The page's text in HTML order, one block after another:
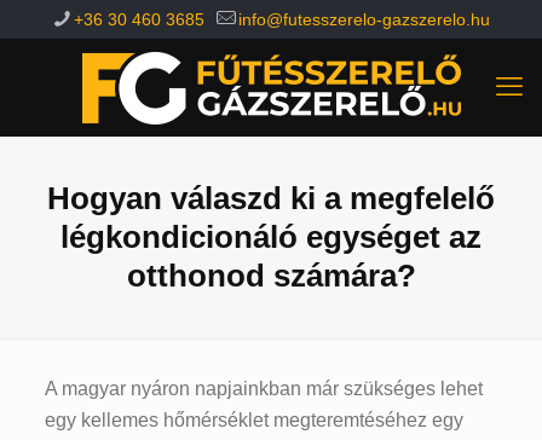
+36 30 460 3685 info@futesszerelo-gazszerelo.hu
Hogyan válaszd ki a megfelelő
légkondicionáló egységet az
otthonod számára?
A magyar nyáron napjainkban már szükséges lehet
egy kellemes hőmérséklet megteremtéséhez egy